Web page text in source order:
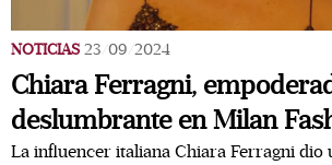
NOTICIAS 23/09/2024
Chiara Ferragni,
deslumbrante en Milan
La influencer italiana Chiara Ferragni dio